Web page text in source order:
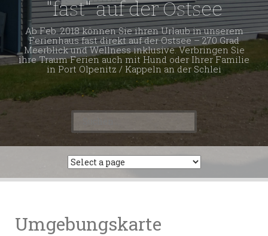
"fast" auf der Ostsee
Ab Feb. 2018 können Sie ihren Urlaub in unserem
Ferienhaus fast direkt auf der Ostsee – 270 Grad
Meerblick und Wellness inklusive. Verbringen Sie
ihre Traum Ferien auch mit Hund oder Ihrer Familie
in Port Olpenitz / Kappeln an der Schlei
Suchen
Umgebungskarte